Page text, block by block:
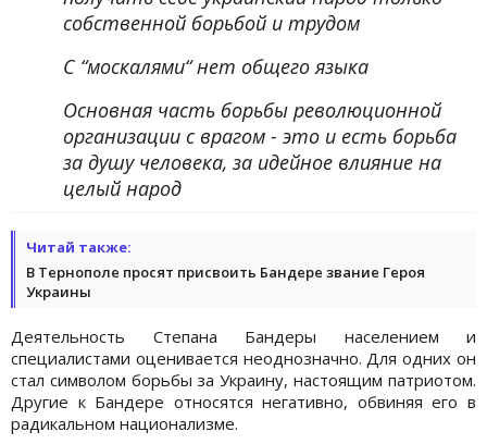
собственной борьбой и трудом
С “москалями“ нет общего языка
Основная часть борьбы революционной
организации с врагом - это и есть борьба
за душу человека, за идейное влияние на
целый народ
Читай также:
В Тернополе просят присвоить Бандере звание Героя
Украины
Деятельность Степана Бандеры населением и
специалистами оценивается неоднозначно. Для одних он
стал символом борьбы за Украину, настоящим патриотом.
Другие к Бандере относятся негативно, обвиняя его в
радикальном национализме.